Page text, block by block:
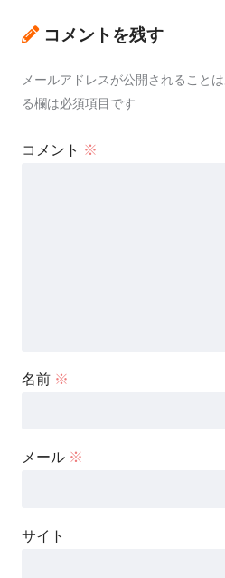
コメントを残す
メールアドレスが公開されることは
る欄は必須項目です
コメント ※
名前 ※
メール ※
サイト